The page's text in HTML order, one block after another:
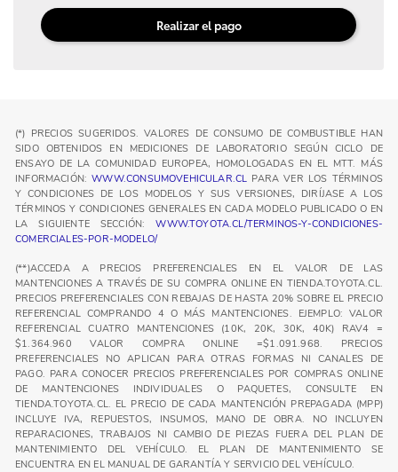
Realizar el pago
(*) PRECIOS SUGERIDOS. VALORES DE CONSUMO DE COMBUSTIBLE HAN
SIDO OBTENIDOS EN MEDICIONES DE LABORATORIO SEGÚN CICLO DE
ENSAYO DE LA COMUNIDAD EUROPEA, HOMOLOGADAS EN EL MTT. MÁS
INFORMACIÓN:WWW.CONSUMOVEHICULAR.CL PARA VER LOS TÉRMINOS
Y CONDICIONES DE LOS MODELOS Y SUS VERSIONES, DIRÍJASE A LOS
TÉRMINOS Y CONDICIONES GENERALES EN CADA MODELO PUBLICADO O EN
LA SIGUIENTE SECCIÓN:WWW.TOYOTA.CL/TERMINOS-Y-CONDICIONES-
COMERCIALES-POR-MODELO/
(**)ACCEDA A PRECIOS PREFERENCIALES EN EL VALOR DE LAS
MANTENCIONES A TRAVÉS DE SU COMPRA ONLINE EN TIENDA.TOYOTA.CL.
PRECIOS PREFERENCIALES CON REBAJAS DE HASTA 20% SOBRE EL PRECIO
REFERENCIAL COMPRANDO 4 O MÁS MANTENCIONES. EJEMPLO: VALOR
REFERENCIAL CUATRO MANTENCIONES (10K, 20K, 30K, 40K) RAV4 =
$1.364.960 VALOR COMPRA ONLINE =$1.091.968. PRECIOS
PREFERENCIALES NO APLICAN PARA OTRAS FORMAS NI CANALES DE
PAGO. PARA CONOCER PRECIOS PREFERENCIALES POR COMPRAS ONLINE
DE MANTENCIONES INDIVIDUALES O PAQUETES, CONSULTE EN
TIENDA.TOYOTA.CL. EL PRECIO DE CADA MANTENCIÓN PREPAGADA (MPP)
INCLUYE IVA, REPUESTOS, INSUMOS, MANO DE OBRA. NO INCLUYEN
REPARACIONES, TRABAJOS NI CAMBIO DE PIEZAS FUERA DEL PLAN DE
MANTENIMIENTO DEL VEHÍCULO. EL PLAN DE MANTENIMIENTO SE
ENCUENTRA EN EL MANUAL DE GARANTÍA Y SERVICIO DEL VEHÍCULO.